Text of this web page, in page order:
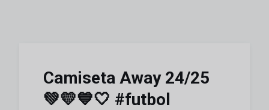
Camiseta Away 24/25
💚💛💙🤍 #futbol